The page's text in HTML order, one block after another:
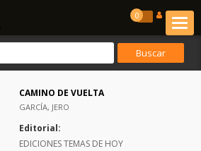
0
CAMINO DE VUELTA
GARCÍA, JERO
Editorial:
EDICIONES TEMAS DE HOY